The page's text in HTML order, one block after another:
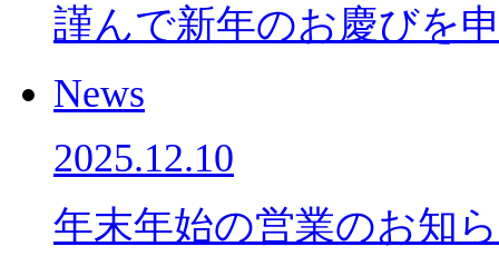
謹んで新年のお慶びを
News
2025.12.10
年末年始の営業のお知